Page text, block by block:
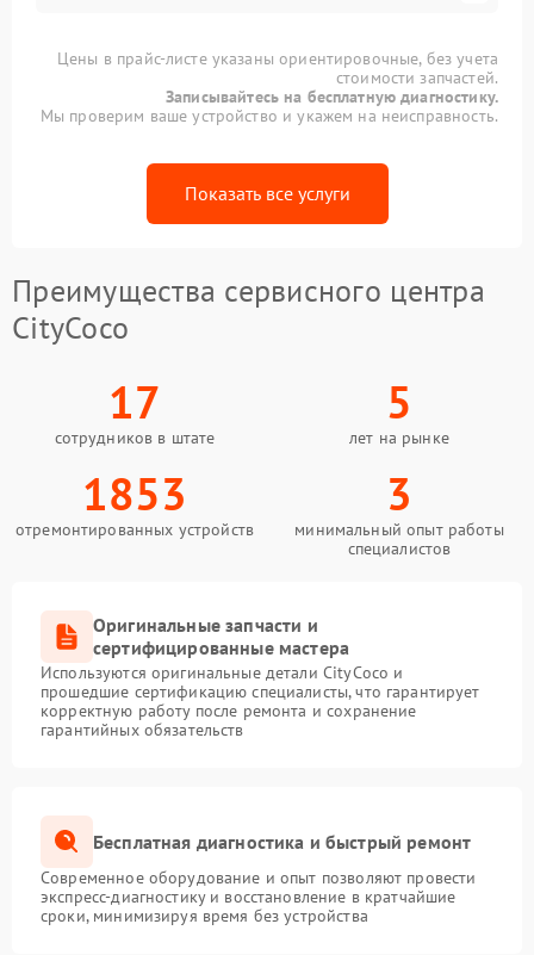
Цены в прайс-листе указаны ориентировочные, без учета
стоимости запчастей.
Записывайтесь на бесплатную диагностику.
Мы проверим ваше устройство и укажем на неисправность.
Показать все услуги
Преимущества сервисного центра
CityCoco
17
сотрудников в штате
5
лет на рынке
1853
отремонтированных устройств
3
минимальный опыт работы
специалистов
Оригинальные запчасти и
сертифицированные мастера
Используются оригинальные детали CityCoco и
прошедшие сертификацию специалисты, что гарантирует
корректную работу после ремонта и сохранение
гарантийных обязательств
Бесплатная диагностика и быстрый ремонт
Современное оборудование и опыт позволяют провести
экспресс-диагностику и восстановление в кратчайшие
сроки, минимизируя время без устройства